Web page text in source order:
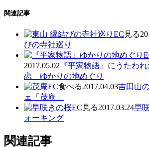
関連記事
見る
びの寺社巡り
2017.05.02 『平家物語』にうたわ
恋 ゆかりの地めぐり
食べる2017.04.03吉田山
ェ「茂庵」
見る2017.03.24早
ォーキング
関連記事